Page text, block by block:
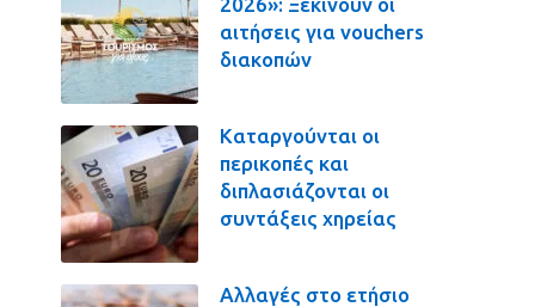
αιτήσεις για vouchers
διακοπών
Καταργούνται οι
περικοπές και
διπλασιάζονται οι
συντάξεις χηρείας
Αλλαγές στο ετήσιο